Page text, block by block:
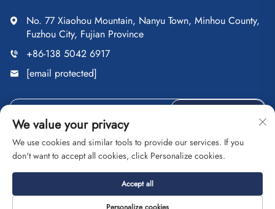
No. 77 Xiaohou Mountain, Nanyu Town, Minhou County,
Fuzhou City, Fujian Province
+86-138 5042 6917
[email protected]
Direitos autorais © Fuzhou Saipulang Trading Co., Ltd. Todos
Política de Privacidade
We value your privacy
We use cookies and similar tools to provide our services. If you
don't want to accept all cookies, click Personalize cookies.
Accept all